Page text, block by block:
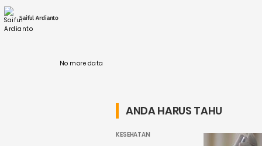
Indonesia. Proyek yang tengah dalam ....
Saiful Ardianto
No more data
ANDA HARUS TAHU
KESEHATAN